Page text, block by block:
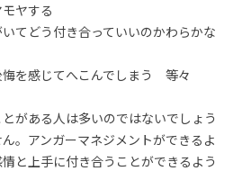
ヤする
てどう付き合っていいのかわらかな
を感じてへこんでしまう 等々
がある人は多いのではないでしょう
。アンガーマネジメントができるよ
と上手に付き合うことができるよう